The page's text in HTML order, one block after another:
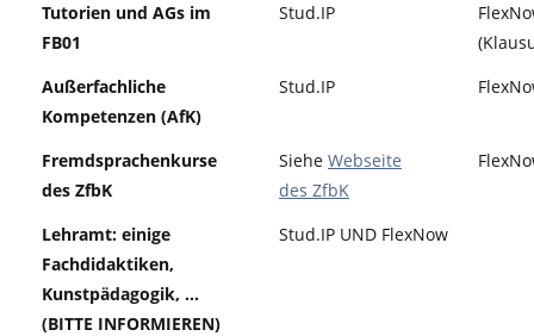
Tutorien und AGs im
FB01
Stud.IP
Außerfachliche
Kompetenzen (AfK)
Stud.IP
Fremdsprachenkurse
des ZfbK
Siehe Webseite
des ZfbK
Lehramt: einige
Fachdidaktiken,
Kunstpädagogik, ...
(BITTE INFORMIEREN)
Stud.IP UND FlexNow